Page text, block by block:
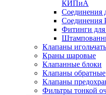
КИПиА
Соединения
Соединения
Фитинги для
Клапаны
Краны шаровые
Клапанные блоки
Клапаны обратные
Клапаны
Фильтры тонкой